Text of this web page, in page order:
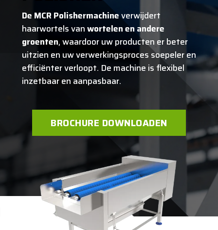
De MCR Polishermachineverwijdert
haarwortels vanwortelen en andere
groenten, waardoor uw producten er beter
uitzien en uw verwerkingsproces soepeler en
efficiënter verloopt. De machine is flexibel
inzetbaar en aanpasbaar.
BROCHURE DOWNLOADEN